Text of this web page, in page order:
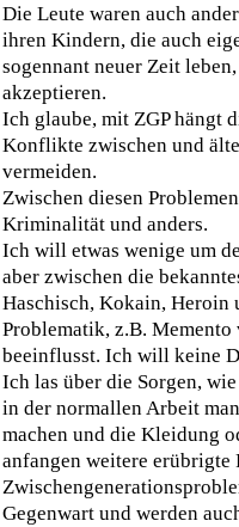
Die Leute waren auch
ihren Kindern, die auch
sogennant neuer Zeit
akzeptieren.
Ich glaube, mit ZGP hängt
Konflikte zwischen und
vermeiden.
Zwischen diesen
Kriminalität und anders.
Ich will etwas wenige um
aber zwischen die
Haschisch, Kokain, Heroin
Problematik, z.B. Memento
beeinflusst. Ich will keine
Ich las über die Sorgen,
in der normallen Arbeit
machen und die Kleidung
anfangen weitere erübrigte
Gegenwart und werden